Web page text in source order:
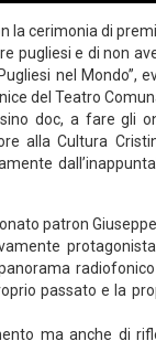
la cerimonia di
pugliesi e di non
nel Mondo”,
del Teatro
doc, a fare gli
alla Cultura
patron
passato e la
ma anche di